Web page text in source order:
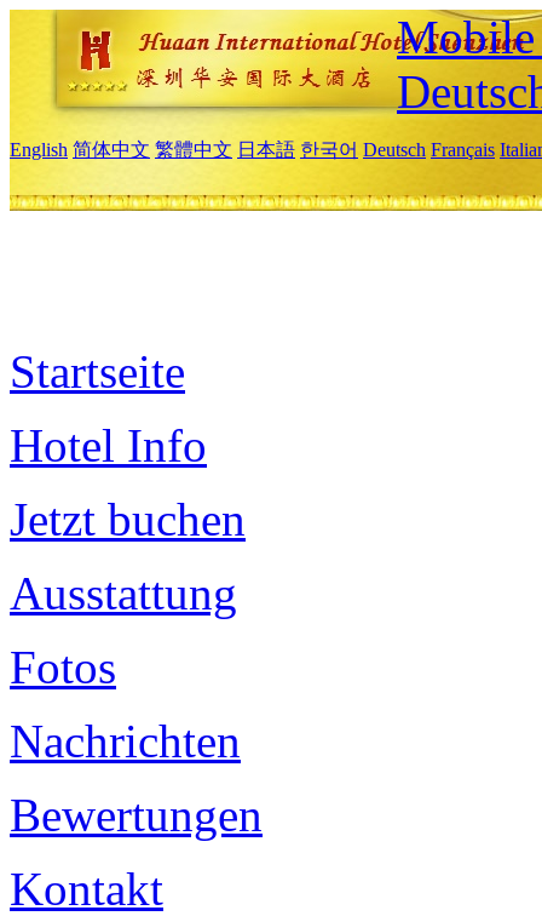
Mobile
English 简体中文 繁體中文 日本語 한국어 Deutsch Français
Startseite
Hotel Info
Jetzt buchen
Ausstattung
Fotos
Nachrichten
Bewertungen
Kontakt